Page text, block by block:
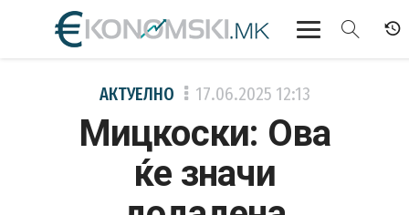
АКТУЕЛНО
ЕКОНОМИЈА
ФИНАНСИИ
АКТУЕЛНО 17.06.2025 12:13
Мицкоски: Ова
ќе значи